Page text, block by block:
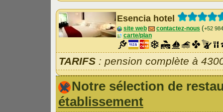
Esencia hotel
site web contactez-nous (+52
carte/plan
TARIFS : pension complète à
Notre sélection de
établissement